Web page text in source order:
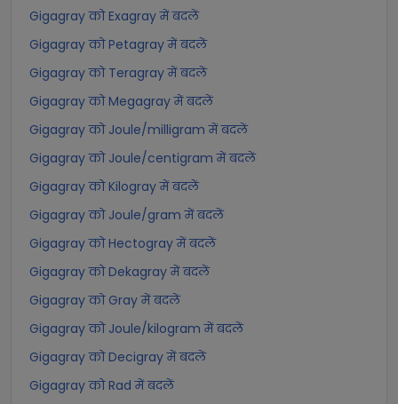
Gigagray को Exagray में बदलें
Gigagray को Petagray में बदलें
Gigagray को Teragray में बदलें
Gigagray को Megagray में बदलें
Gigagray को Joule/milligram में बदलें
Gigagray को Joule/centigram में बदलें
Gigagray को Kilogray में बदलें
Gigagray को Joule/gram में बदलें
Gigagray को Hectogray में बदलें
Gigagray को Dekagray में बदलें
Gigagray को Gray में बदलें
Gigagray को Joule/kilogram में बदलें
Gigagray को Decigray में बदलें
Gigagray को Rad में बदलें